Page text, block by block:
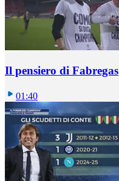
Il pensiero di Fabregas
01:40